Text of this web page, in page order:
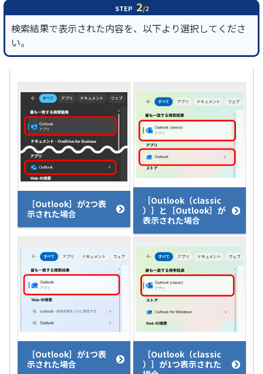
STEP 2/2
検索結果で表示された内容を、以下より選択してくださ
い。
［Outlook］が2つ表
示された場合
［Outlook（classic
）］と［Outlook］が
表示された場合
［Outlook］が1つ表
示された場合
［Outlook（classic
）］が1つ表示された